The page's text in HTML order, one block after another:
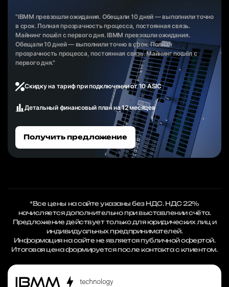
"IBMM превзошли ожидания. Обещали 10 дней — выполнили точно
в срок. Полная прозрачность процесса, постоянная связь.
Майнинг пошёл с первого дня. IBMM превзошли ожидания.
Обещали 10 дней — выполнили точно в срок. Полная
прозрачность процесса, постоянная связь. Майнинг пошёл с
первого дня."
Скидку на тариф при подключении от 10 ASIC
Детальный финансовый план на 12 месяцев
Получить предложение
*Все цены на сайте указаны без НДС. НДС 22%
начисляется дополнительно при выставлении счёта.
Предложение действует только для юридических лиц и
индивидуальных предпринимателей.
Информация на сайте не является публичной офертой.
Итоговая цена формируется после контакта с клиентом.